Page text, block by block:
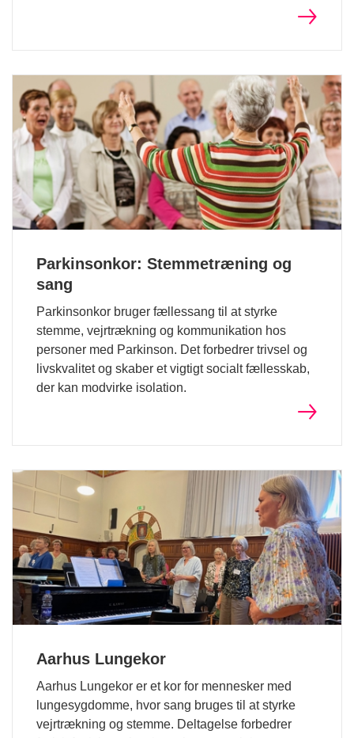
Parkinsonkor: Stemmetræning og
sang
Parkinsonkor bruger fællessang til at styrke
stemme, vejrtrækning og kommunikation hos
personer med Parkinson. Det forbedrer trivsel og
livskvalitet og skaber et vigtigt socialt fællesskab,
der kan modvirke isolation.
Aarhus Lungekor
Aarhus Lungekor er et kor for mennesker med
lungesygdomme, hvor sang bruges til at styrke
vejrtrækning og stemme. Deltagelse forbedrer